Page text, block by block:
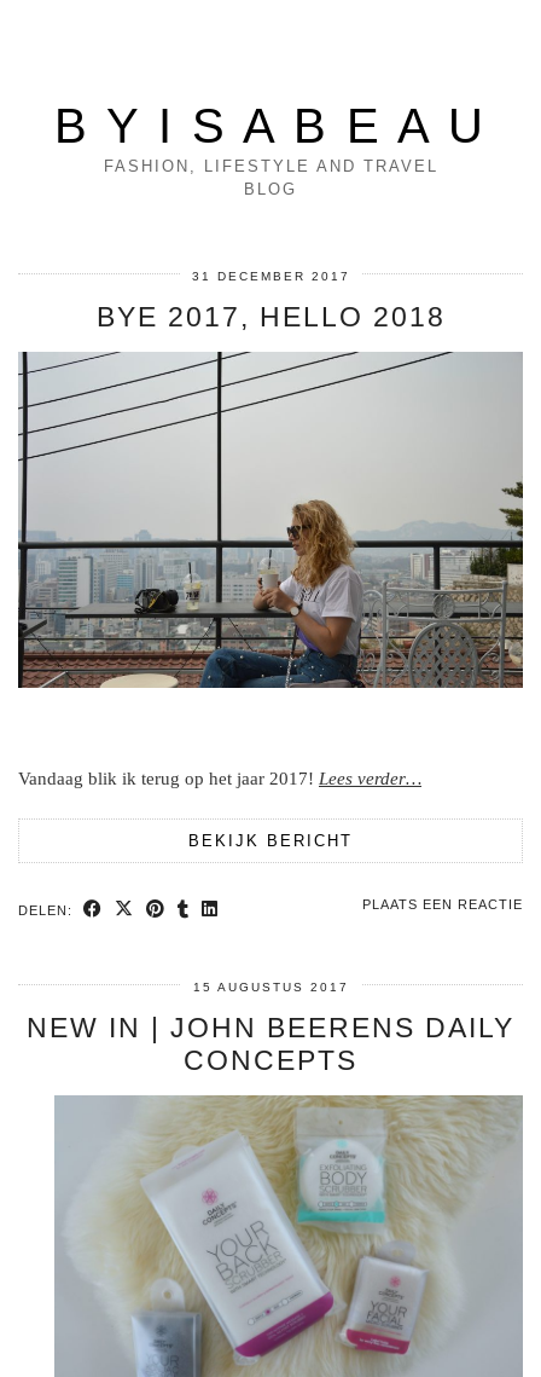
B Y I S A B E A U
FASHION, LIFESTYLE AND TRAVEL
BLOG
31 DECEMBER 2017
BYE 2017, HELLO 2018
Vandaag blik ik terug op het jaar 2017! Lees verder…
BEKIJK BERICHT
DELEN: PLAATS EEN REACTIE
15 AUGUSTUS 2017
NEW IN | JOHN BEERENS DAILY
CONCEPTS